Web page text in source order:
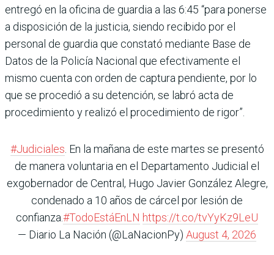
entregó en la oficina de guardia a las 6:45 “para ponerse
a disposición de la justicia, siendo recibido por el
personal de guardia que constató mediante Base de
Datos de la Policía Nacional que efectivamente el
mismo cuenta con orden de captura pendiente, por lo
que se procedió a su detención, se labró acta de
procedimiento y realizó el procedimiento de rigor”.
#Judiciales. En la mañana de este martes se presentó
de manera voluntaria en el Departamento Judicial el
exgobernador de Central, Hugo Javier González Alegre,
condenado a 10 años de cárcel por lesión de
confianza.#TodoEstáEnLN https://t.co/tvYyKz9LeU
— Diario La Nación (@LaNacionPy) August 4, 2026